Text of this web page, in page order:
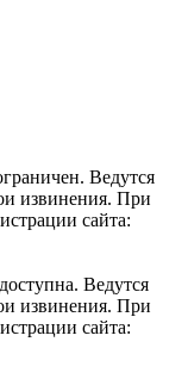
Ведутся
извинения. При
сайта:
Ведутся
извинения. При
сайта: